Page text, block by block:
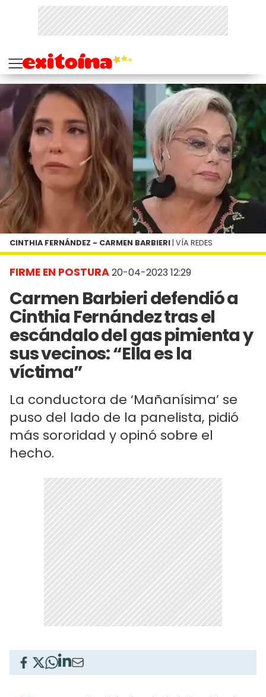
FIRME EN POSTURA20-04-2023 12:29
Carmen Barbieri defendió a
Cinthia Fernández tras el
escándalo del gas pimienta y
sus vecinos: “Ella es la
víctima”
La conductora de ‘Mañanísima’ se
puso del lado de la panelista, pidió
más sororidad y opinó sobre el
hecho.
CINTHIA FERNÁNDEZ - CARMEN BARBIERI | VÍA REDES